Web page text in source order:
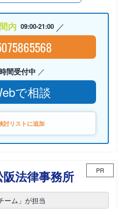
内 09:00-21:00
間受付中
で相談
討リストに追加
法律事務所 PR
ーム」が担当